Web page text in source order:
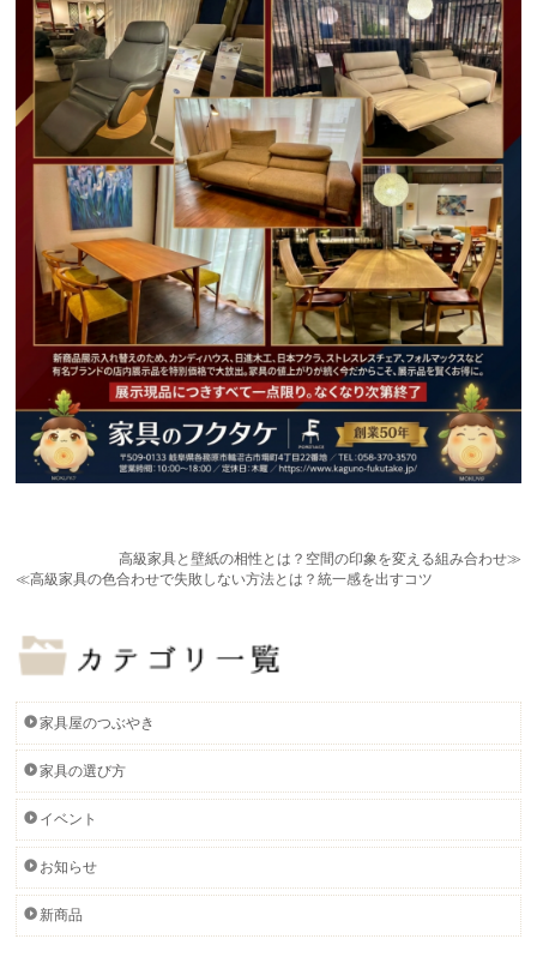
高級家具と壁紙の相性とは？空間の印象を変える組み合わせ≫
≪高級家具の色合わせで失敗しない方法とは？統一感を出すコツ
家具屋のつぶやき
家具の選び方
イベント
お知らせ
新商品